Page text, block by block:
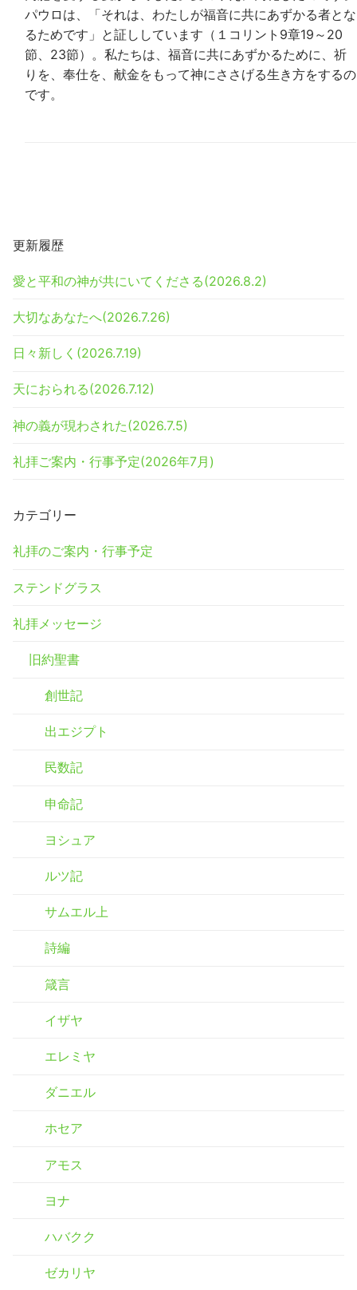
パウロは、「それは、わたしが福音に共にあずかる者とな
るためです」と証ししています（１コリント9章19～20
節、23節）。私たちは、福音に共にあずかるために、祈
りを、奉仕を、献金をもって神にささげる生き方をするの
です。
更新履歴
愛と平和の神が共にいてくださる(2026.8.2)
大切なあなたへ(2026.7.26)
日々新しく(2026.7.19)
天におられる(2026.7.12)
神の義が現わされた(2026.7.5)
礼拝ご案内・行事予定(2026年7月)
カテゴリー
礼拝のご案内・行事予定
ステンドグラス
礼拝メッセージ
旧約聖書
創世記
出エジプト
民数記
申命記
ヨシュア
ルツ記
サムエル上
詩編
箴言
イザヤ
エレミヤ
ダニエル
ホセア
アモス
ヨナ
ハバクク
ゼカリヤ